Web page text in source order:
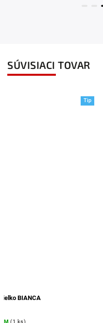
SÚVISIACI TOVAR
BIANCA
Tip